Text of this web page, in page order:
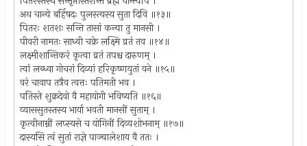
अथ चान्ये बर्हिषदः पुलस्त्यस्य सुता दिवि ॥१३॥
पितरः शतशः सन्ति तासां कन्या तु मानसी ।
पीवरी नामतः साध्वी चक्रे लक्ष्मि व्रतं तव ॥१४॥
लक्ष्मीशान्तिकरं कृत्वा व्रतं तपश्च दारुणम् ।
त्वां लब्ध्वा गोचरां दिव्यां हरिकृष्णयुतां वने ॥१५॥
वरं चावाप तत्रैव त्वत्तः पतिमती भव ।
पतिस्ते शुक्रदेवो वै महायोगी भविष्यति ॥१६॥
व्याससुतस्तस्य भार्या भवती मानसीं सुताम् ।
कृत्वीनाम्नीं लप्स्यसे च योगिनीं दिव्यशोभनाम् ॥१७॥
दास्यसि त्वं सुतां राज्ञे पाञ्चालेशाय वै ततः ।